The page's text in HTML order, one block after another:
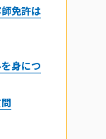
免許は
身につ